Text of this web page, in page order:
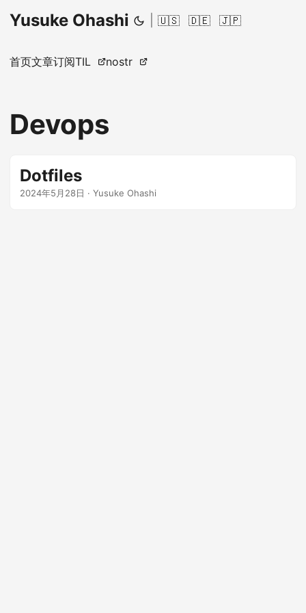
Yusuke Ohashi 🇺🇸 🇩🇪 🇯🇵
首页文章订阅TIL nostr
Devops
Dotfiles
2024年5月28日 · Yusuke Ohashi